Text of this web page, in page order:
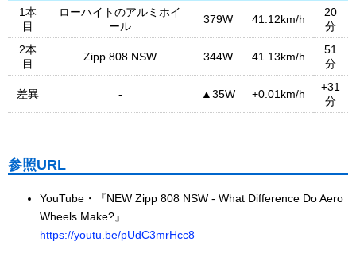
1本
目
ローハイトのアルミホイ
ール
379W 41.12km/h
20
分
2本
目
Zipp 808 NSW 344W 41.13km/h
51
分
差異 - ▲35W +0.01km/h
+31
分
参照URL
YouTube・『NEW Zipp 808 NSW - What Difference Do Aero
Wheels Make?』
https://youtu.be/pUdC3mrHcc8